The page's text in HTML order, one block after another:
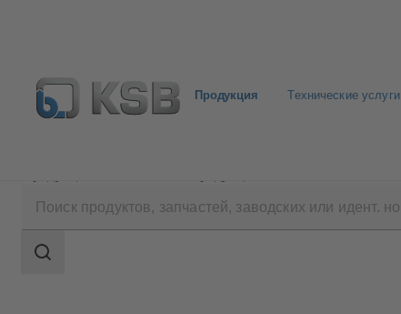
Продукция Технические услуги
поиска
Область